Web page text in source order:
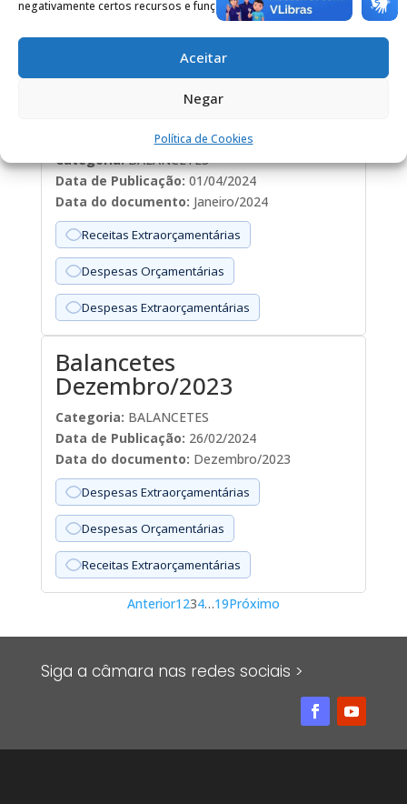
negativamente certos recursos e funções.
Aceitar
Negar
Política de Cookies
Despesas Orçamentárias
Janeiro/2024
Categoria:BALANCETES
Data de Publicação: 01/04/2024
Data do documento: Janeiro/2024
Receitas Extraorçamentárias
Despesas Orçamentárias
Despesas Extraorçamentárias
Balancetes
Dezembro/2023
Categoria: BALANCETES
Data de Publicação: 26/02/2024
Data do documento: Dezembro/2023
Despesas Extraorçamentárias
Despesas Orçamentárias
Receitas Extraorçamentárias
Paginação
Anterior1 234…19Próximo
Siga a câmara nas redes sociais >